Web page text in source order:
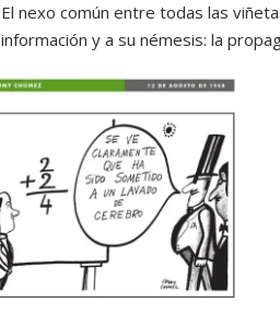
El nexo común entre todas las
información y a su némesis: la